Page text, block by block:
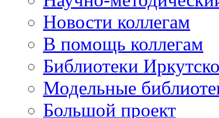
Новости коллегам
В помощь коллегам
Библиотеки
Модельные
Большой проект